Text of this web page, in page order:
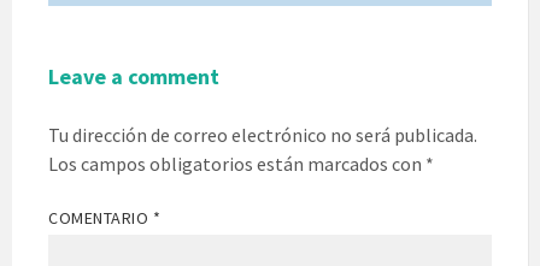
Leave a comment
Tu dirección de correo electrónico no será publicada.
Los campos obligatorios están marcados con *
COMENTARIO *